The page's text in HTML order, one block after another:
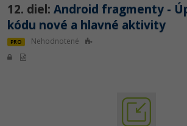
12. diel: Android fragmenty -
kódu nové a hlavné aktivity
PRO Nehodnotené